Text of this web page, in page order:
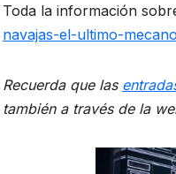
Toda la información
navajas-el-ultimo-
Recuerda que las
también a través de la